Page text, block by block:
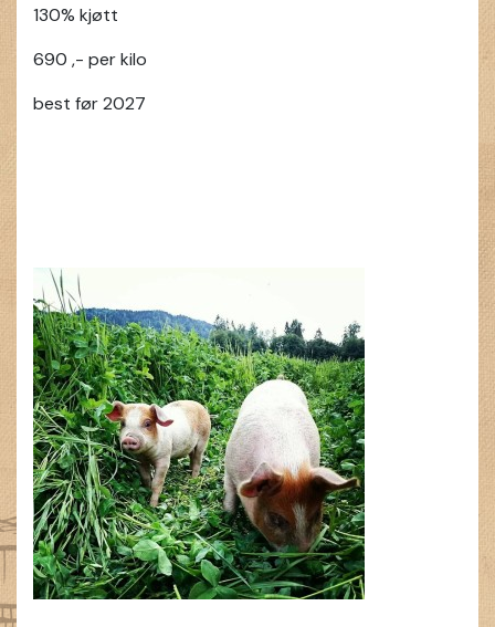
130% kjøtt
690 ,- per kilo
best før 2027